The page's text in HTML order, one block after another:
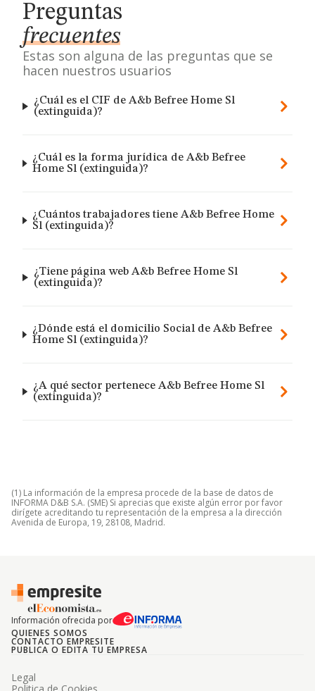
Preguntas
frecuentes
Estas son alguna de las preguntas que se
hacen nuestros usuarios
¿Cuál es el CIF de A&b Befree Home Sl
(extinguida)?
¿Cuál es la forma jurídica de A&b Befree
Home Sl (extinguida)?
¿Cuántos trabajadores tiene A&b Befree Home
Sl (extinguida)?
¿Tiene página web A&b Befree Home Sl
(extinguida)?
¿Dónde está el domicilio Social de A&b Befree
Home Sl (extinguida)?
¿A qué sector pertenece A&b Befree Home Sl
(extinguida)?
(1) La información de la empresa procede de la base de datos de
INFORMA D&B S.A. (SME) Si aprecias que existe algún error por favor
dirígete acreditando tu representación de la empresa a la dirección
Avenida de Europa, 19, 28108, Madrid.
Información ofrecida por
QUIENES SOMOS
CONTACTO EMPRESITE
PUBLICA O EDITA TU EMPRESA
Legal